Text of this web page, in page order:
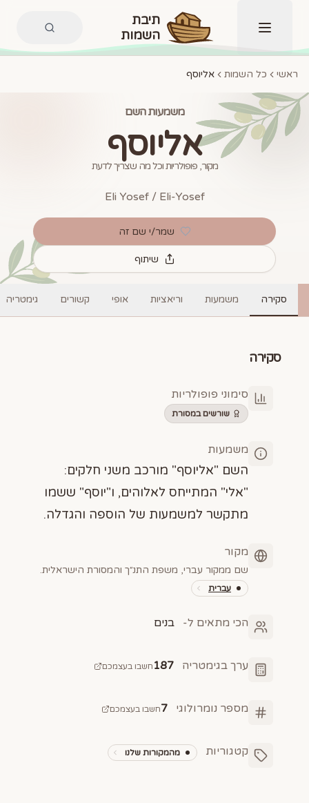
תפריט
תיבת
השמות
ראשי כל השמות אליוסף
משמעות השם
אליוסף
מקור, פופולריות וכל מה שצריך לדעת
Eli Yosef / Eli-Yosef
שמר/י שם זה
שיתוף
סקירה משמעות וריאציות אופי קשורים גימטריה
סקירה
סימוני פופולריות
שורשים במסורת
משמעות
השם "אליוסף" מורכב משני חלקים:
"אלי" המתייחס לאלוהים, ו"יוסף" ששמו
מתקשר למשמעות של הוספה והגדלה.
מקור
שם ממקור עברי, משפת התנ״ך והמסורת הישראלית.
עברית
הכי מתאים ל- בנים
ערך בגימטריה 187 חשבו בעצמכם
מספר נומרולוגי 7חשבו בעצמכם
קטגוריות מהמקורות שלנו